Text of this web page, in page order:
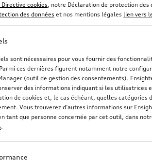
avec anneaux Audi
cookies, notre Déclaration de protection des
des données et nos mentions légales lien vers
sont nécessaires pour vous fournir des
ces dernières figurent notamment notre
(outil de gestion des consentements).
des informations indiquant si les utilisatrices
de cookies et, le cas échéant, quelles catégories
Vous trouverez d’autres informations sur
tant que personne concernée par cet outil, dans
.